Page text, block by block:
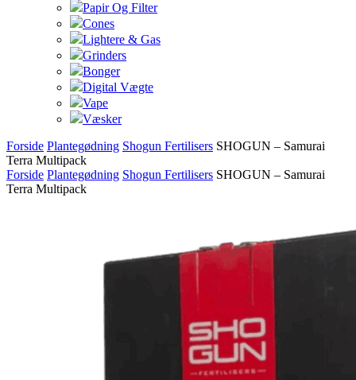
Papir Og Filter
Cones
Lightere & Gas
Grinders
Bonger
Digital Vægte
Vape
Væsker
Forside Plantegødning Shogun Fertilisers SHOGUN – Samurai
Terra Multipack
Forside Plantegødning Shogun Fertilisers SHOGUN – Samurai
Terra Multipack